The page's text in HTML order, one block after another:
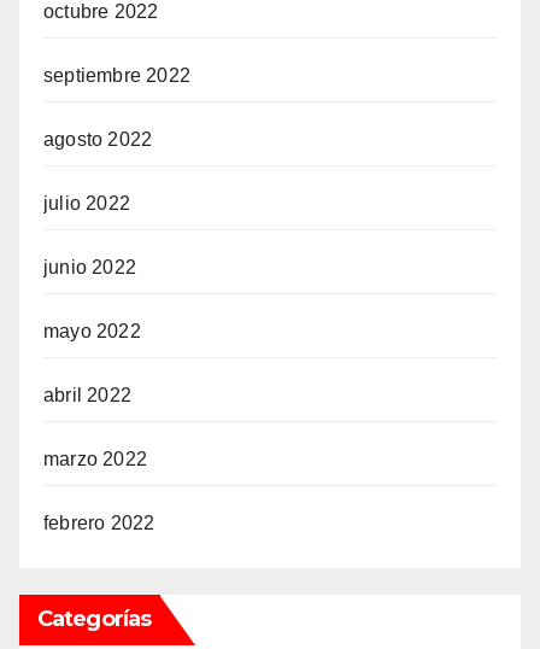
octubre 2022
septiembre 2022
agosto 2022
julio 2022
junio 2022
mayo 2022
abril 2022
marzo 2022
febrero 2022
Categorías